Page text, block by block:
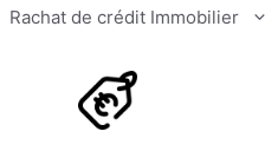
Rachat de crédit Immobilier